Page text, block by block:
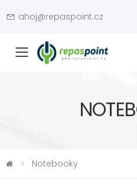
ahoj@repaspoint.cz
Přepínač
Notebooky